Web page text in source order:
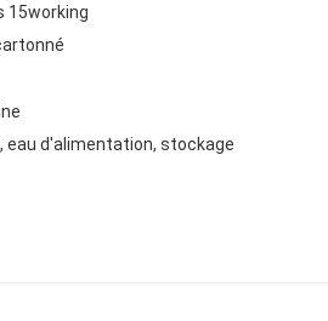
15working
eau d'alimentation, stockage